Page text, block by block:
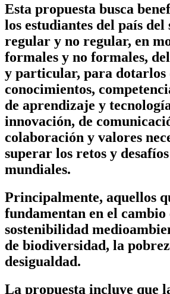
Esta propuesta busca
los estudiantes del país del
regular y no regular, en
formales y no formales,
y particular, para dotarlos
conocimientos,
de aprendizaje y
innovación, de
colaboración y valores
superar los retos y
mundiales.
Principalmente, aquellos
fundamentan en el
sostenibilidad
de biodiversidad, la
desigualdad.
La propuesta incluye que